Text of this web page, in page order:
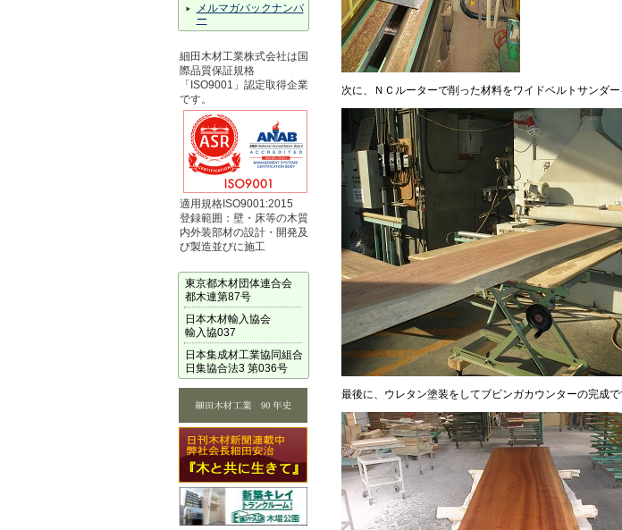
メルマガバックナンバ
ー
細田木材工業株式会社は国
際品質保証規格
「ISO9001」認定取得企業
です。
適用規格ISO9001:2015
登録範囲：壁・床等の木質
内外装部材の設計・開発及
び製造並びに施工
東京都木材団体連合会
都木連第87号
日本木材輸入協会
輸入協037
日本集成材工業協同組合
日集協合法3 第036号
次に、ＮＣルーターで削った材料をワイドベルトサンダ
最後に、ウレタン塗装をしてブビンガカウンターの完成で